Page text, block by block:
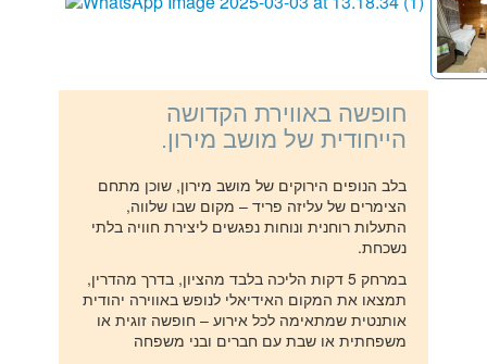
חופשה באווירת הקדושה
הייחודית של מושב מירון.
בלב הנופים הירוקים של מושב מירון, שוכן מתחם
הצימרים של עליזה פריד – מקום שבו שלווה,
התעלות רוחנית ונוחות נפגשים ליצירת חוויה בלתי
נשכחת.
במרחק 5 דקות הליכה בלבד מהציון, בדרך מהדרין,
תמצאו את המקום האידיאלי לנופש באווירה יהודית
אותנטית שמתאימה לכל אירוע – חופשה זוגית או
משפחתית או שבת עם חברים ובני משפחה